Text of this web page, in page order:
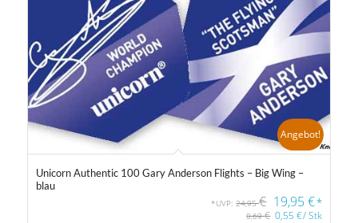
Unicorn Authentic 100 Gary Anderson Flights – Big Wing –
blau
*UVP: 24,95€ 19,95€*
Angebot!
0,69€ 0,55€/Stk